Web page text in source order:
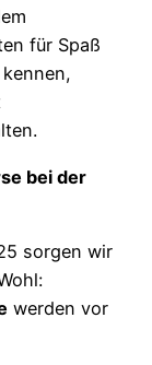
für Spaß
bei der
sorgen wir
werden vor